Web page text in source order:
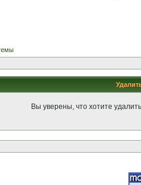
Вы уверены, что хотите